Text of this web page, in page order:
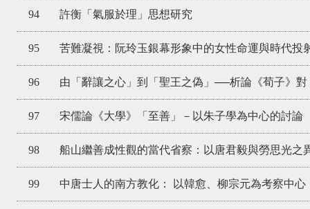
94 許衡「氣服於理」思想研究
95 苦難凝視：阮玲玉銀幕形象中的女性命運與時代投
96 由「辭讓之心」到「聖王之偽」──析論《荀子》
97 宋儒論《大學》「至善」－以朱子學為中心的討論
98 船山繼善成性觀的當代省察：以唐君毅與勞思光之
99 中唐士人的南方教化： 以韓愈、柳宗元為考察中心